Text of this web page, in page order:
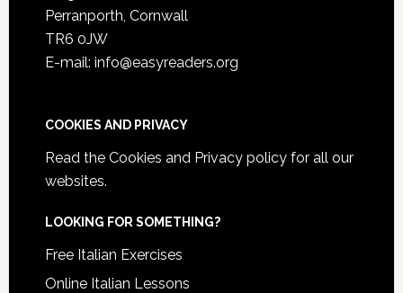
Perranporth, Cornwall
TR6 0JW
E-mail: info@easyreaders.org
COOKIES AND PRIVACY
Read the Cookies and Privacy policyfor all our
websites.
LOOKING FOR SOMETHING?
Free Italian Exercises
Online Italian Lessons